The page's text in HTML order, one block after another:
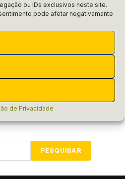
ou IDs exclusivos neste site.
pode afetar negativamante
de Privacidade
2025:
do benefício
Emprego (MTE) anunciou a
para o cálculo do seguro-
vigor em...
PESQUISAR